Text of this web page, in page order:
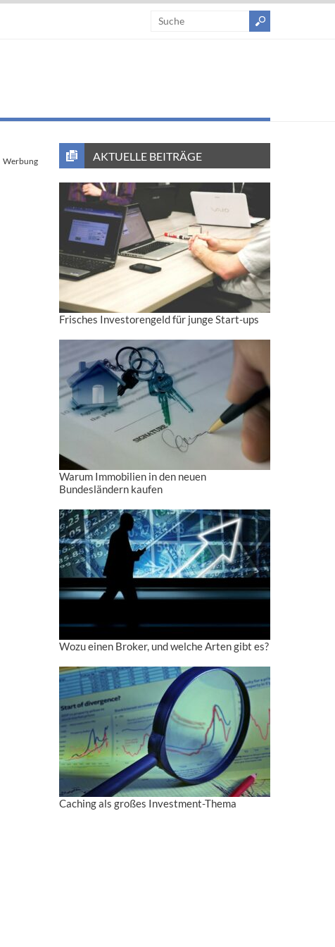
Werbung AKTUELLE BEITRÄGE
Frisches Investorengeld für junge Start-ups
Warum Immobilien in den neuen
Bundesländern kaufen
Wozu einen Broker, und welche Arten gibt es?
Caching als großes Investment-Thema